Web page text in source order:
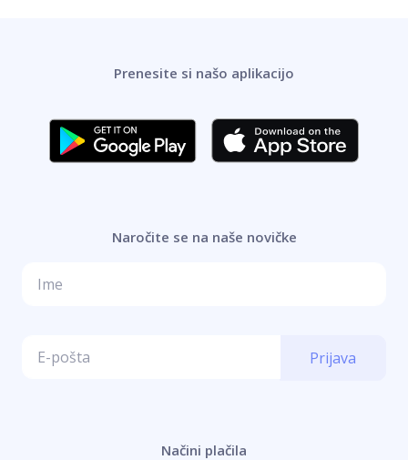
Prenesite si našo aplikacijo
Naročite se na naše novičke
Prijava
Načini plačila